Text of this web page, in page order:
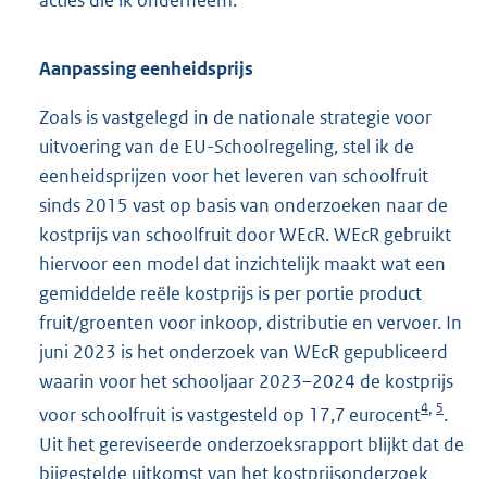
Aanpassing eenheidsprijs
Zoals is vastgelegd in de nationale strategie voor
uitvoering van de EU-Schoolregeling, stel ik de
eenheidsprijzen voor het leveren van schoolfruit
sinds 2015 vast op basis van onderzoeken naar de
kostprijs van schoolfruit door WEcR. WEcR gebruikt
hiervoor een model dat inzichtelijk maakt wat een
gemiddelde reële kostprijs is per portie product
fruit/groenten voor inkoop, distributie en vervoer. In
juni 2023 is het onderzoek van WEcR gepubliceerd
waarin voor het schooljaar 2023–2024 de kostprijs
voor schoolfruit is vastgesteld op 17,7 eurocent4, 5.
Uit het gereviseerde onderzoeksrapport blijkt dat de
bijgestelde uitkomst van het kostprijsonderzoek